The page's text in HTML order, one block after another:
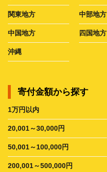
関東地方 中部地方
中国地方 四国地方
沖縄
寄付金額から探す
1万円以内
20,001～30,000円
50,001～100,000円
200,001～500,000円